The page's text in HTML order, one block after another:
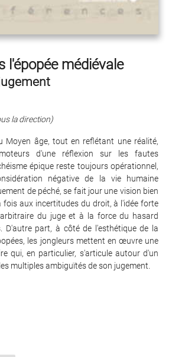
l'épopée médiévale
la direction)
Moyen âge, tout en reflétant une réalité,
d'une réflexion sur les fautes
épique reste toujours opérationnel,
négative de la vie humaine
de péché, se fait jour une vision bien
fois aux incertitudes du droit, à l'idée forte
du juge et à la force du hasard
D'autre part, à côté de l'esthétique de la
les jongleurs mettent en œuvre une
qui, en particulier, s'articule autour d'un
multiples ambiguïtés de son jugement.